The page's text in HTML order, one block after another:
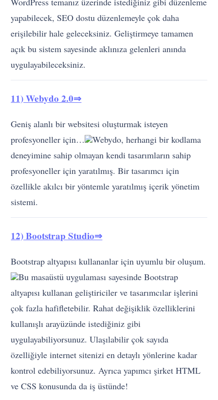
uygulayabileceksiniz.
11) Webydo 2.0⇒
deneyimine sahip olmayan kendi tasarımların sahip
profesyoneller için yaratılmış. Bir tasarımcı için
özellikle akılcı bir yöntemle yaratılmış içerik yönetim
sistemi.
12) Bootstrap Studio⇒
altyapısı kullanan geliştiriciler ve tasarımcılar işlerini
çok fazla hafifletebilir. Rahat değişiklik özelliklerini
kullanışlı arayüzünde istediğiniz gibi
uygulayabiliyorsunuz. Ulaşılabilir çok sayıda
özelliğiyle internet sitenizi en detaylı yönlerine kadar
kontrol edebiliyorsunuz. Ayrıca yapımcı şirket HTML
ve CSS konusunda da iş üstünde!
13) Evolero 2.0⇒